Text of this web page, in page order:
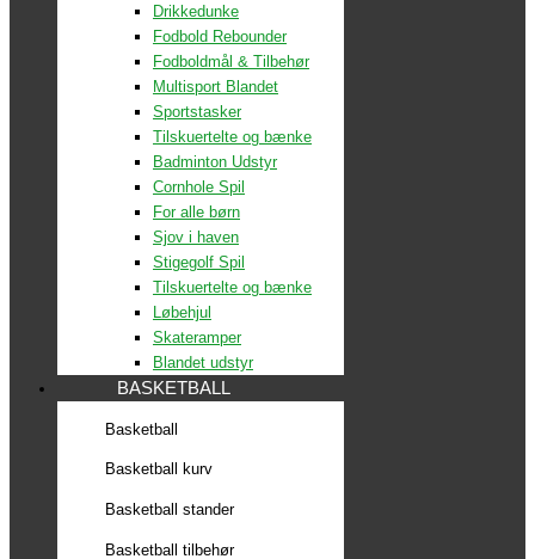
Drikkedunke
Fodbold Rebounder
Fodboldmål & Tilbehør
Multisport Blandet
Sportstasker
Tilskuertelte og bænke
Badminton Udstyr
Cornhole Spil
For alle børn
Sjov i haven
Stigegolf Spil
Tilskuertelte og bænke
Løbehjul
Skateramper
Blandet udstyr
BASKETBALL
Basketball
Basketball kurv
Basketball stander
Basketball tilbehør